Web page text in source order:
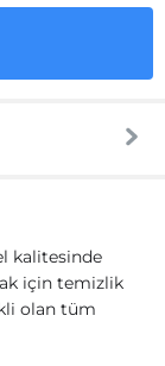
kalitesinde
için temizlik
olan tüm